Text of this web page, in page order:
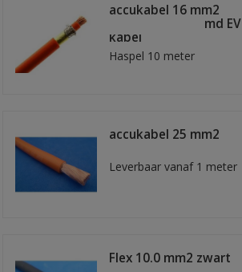
accukabel 16 mm2
Oranje afgschermd EV
kabel
Haspel 10 meter
accukabel 25 mm2
Leverbaar vanaf 1 meter
Flex 10.0 mm2 zwart